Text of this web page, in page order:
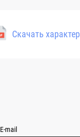
Скачать
E-mail